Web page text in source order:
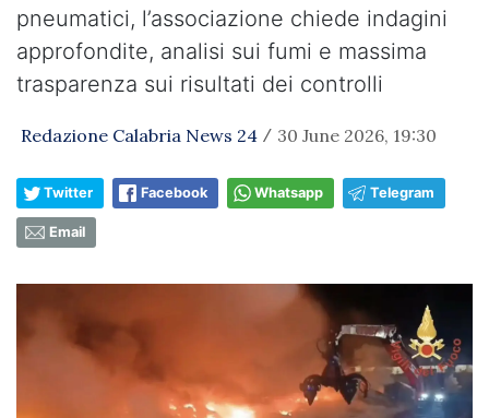
pneumatici, l’associazione chiede indagini
approfondite, analisi sui fumi e massima
trasparenza sui risultati dei controlli
Redazione Calabria News 24 / 30 June 2026, 19:30
Twitter Facebook Whatsapp Telegram
Email